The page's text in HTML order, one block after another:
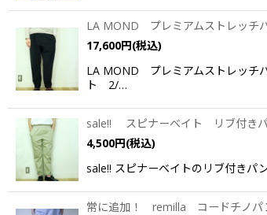
LA MOND プレミアムストレッチ
17,600円(税込)
LA MOND プレミアムストレッチ
ト 2/…
sale!! スピナーベイト リブ付き
4,500円(税込)
sale!! スピナーベイトのリブ付きパ
常に追加！ remilla コードチノパ